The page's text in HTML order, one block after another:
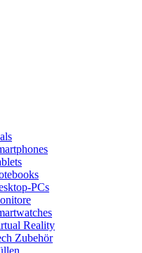
PCs
Reality
Zubehör